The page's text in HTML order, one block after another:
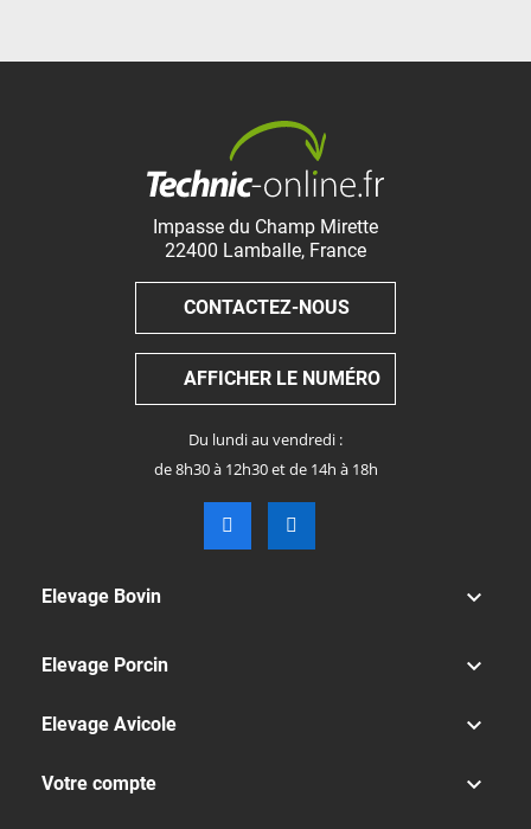
Impasse du Champ Mirette
22400 Lamballe, France
CONTACTEZ-NOUS
AFFICHER LE NUMÉRO
Du lundi au vendredi :
de 8h30 à 12h30 et de 14h à 18h
Elevage Bovin 
Elevage Porcin 
Elevage Avicole 
Votre compte 